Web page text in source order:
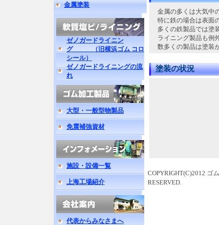
金属塗装
ゼノガードライニン
グ （旧横浜ゴム コロ
シール）
ゼノガードライニングの流
れ
大型・一般型物製品
免震補強資材
施設・設備一覧
上海工場紹介
代表からみなさまへ
金属の多くは大気中
特に鉄の場合は表面
多くの鉄製品では塗
ライニング製品も例
数多くの製品は塗装
塗装の状況
COPYRIGHT(C)2012 ゴ
RESERVED.